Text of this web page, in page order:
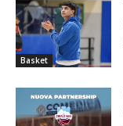
Basket